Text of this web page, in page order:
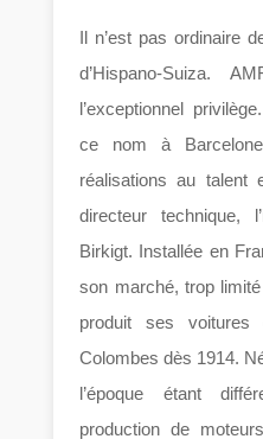
Il n’est pas ordinaire
d’Hispano-Suiza.
l’exceptionnel
ce nom à
réalisations au talent
directeur technique,
Birkigt. Installée en
son marché, trop
produit ses voitures
Colombes dès 1914.
l’époque étant
production de